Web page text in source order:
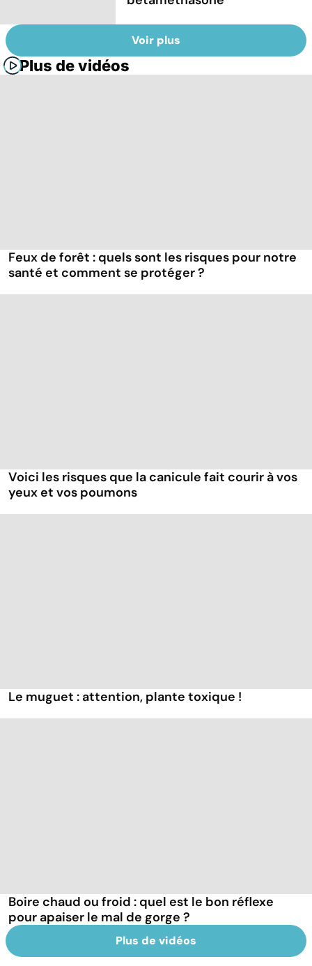
Voir plus
Plus de vidéos
Feux de forêt : quels sont les risques pour notre
santé et comment se protéger ?
Voici les risques que la canicule fait courir à vos
yeux et vos poumons
Le muguet : attention, plante toxique !
Boire chaud ou froid : quel est le bon réflexe
pour apaiser le mal de gorge ?
Plus de vidéos